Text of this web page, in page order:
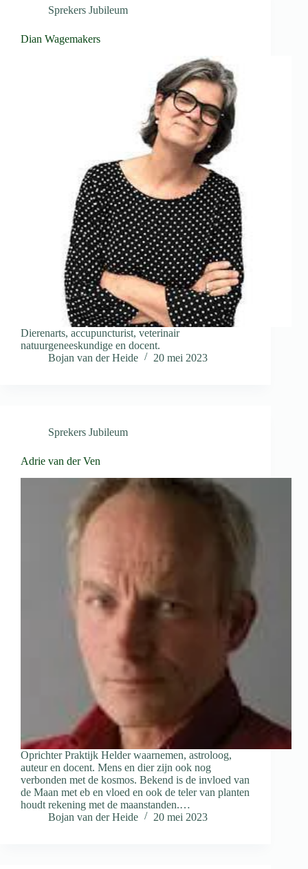
Sprekers Jubileum
Dian Wagemakers
Dierenarts, accupuncturist, veterinair
natuurgeneeskundige en docent.
Bojan van der Heide
20 mei 2023
Sprekers Jubileum
Adrie van der Ven
Oprichter Praktijk Helder waarnemen, astroloog,
auteur en docent. Mens en dier zijn ook nog
verbonden met de kosmos. Bekend is de invloed van
de Maan met eb en vloed en ook de teler van planten
houdt rekening met de maanstanden.…
Bojan van der Heide
20 mei 2023